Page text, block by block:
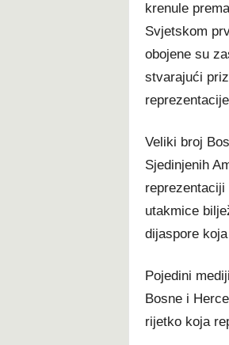
krenule
Svjetskom
obojene su
stvarajući
Veliki broj
Sjedinjenih
utakmice
dijaspore
Pojedini
Bosne i
rijetko koja